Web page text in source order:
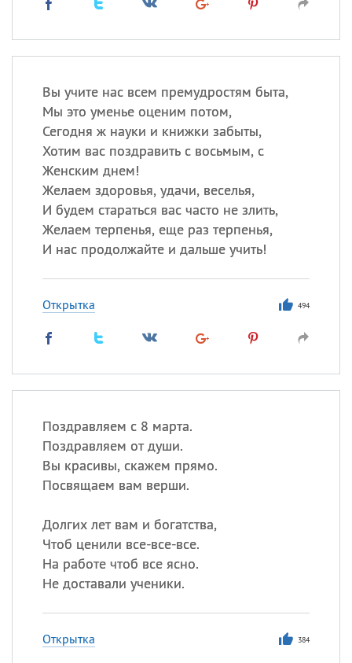
Вы учите нас всем премудростям быта,
Мы это уменье оценим потом,
Сегодня ж науки и книжки забыты,
Хотим вас поздравить с восьмым, с
Женским днем!
Желаем здоровья, удачи, веселья,
И будем стараться вас часто не злить,
Желаем терпенья, еще раз терпенья,
И нас продолжайте и дальше учить!
Открытка 494
Поздравляем с 8 марта.
Поздравляем от души.
Вы красивы, скажем прямо.
Посвящаем вам верши.
Долгих лет вам и богатства,
Чтоб ценили все-все-все.
На работе чтоб все ясно.
Не доставали ученики.
Открытка 384